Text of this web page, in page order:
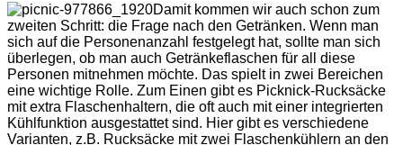
Damit kommen wir auch schon zum
zweiten Schritt: die Frage nach den Getränken. Wenn man
sich auf die Personenanzahl festgelegt hat, sollte man sich
überlegen, ob man auch Getränkeflaschen für all diese
Personen mitnehmen möchte. Das spielt in zwei Bereichen
eine wichtige Rolle. Zum Einen gibt es Picknick-Rucksäcke
mit extra Flaschenhaltern, die oft auch mit einer integrierten
Kühlfunktion ausgestattet sind. Hier gibt es verschiedene
Varianten, z.B. Rucksäcke mit zwei Flaschenkühlern an den